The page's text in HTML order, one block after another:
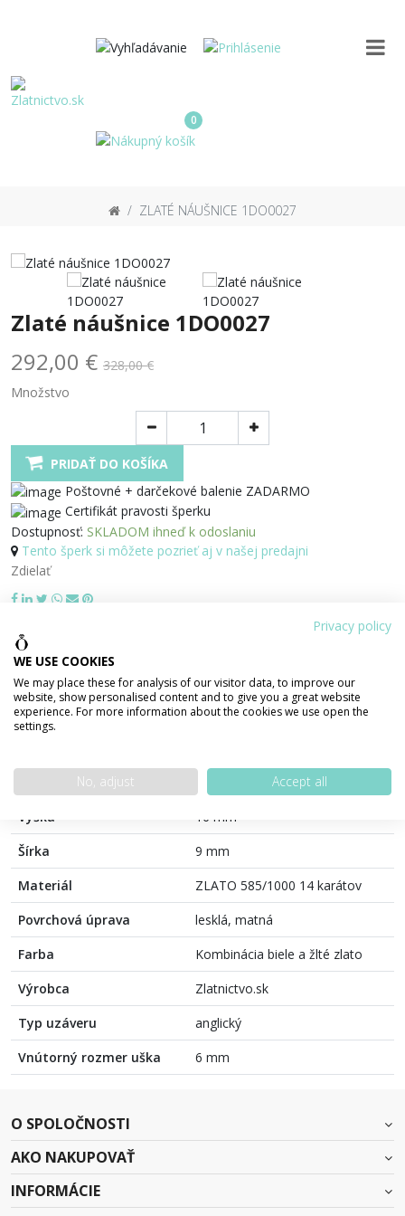
0
ZLATÉ NÁUŠNICE 1DO0027
Zlaté náušnice 1DO0027
292,00 € 328,00 €
Množstvo
PRIDAŤ DO KOŠÍKA
Poštovné + darčekové balenie ZADARMO
Certifikát pravosti šperku
Dostupnosť: SKLADOM ihneď k odoslaniu
Tento šperk si môžete pozrieť aj v našej predajni
Zdielať
PODROBNOSTI O PRODUKTE POPIS PRODUKTU
Váha šperku
Výška
16 mm
Šírka
9 mm
Materiál
ZLATO 585/1000 14 karátov
Povrchová úprava
lesklá, matná
Farba
Kombinácia biele a žlté zlato
Výrobca
Zlatnictvo.sk
Typ uzáveru
anglický
Vnútorný rozmer uška
6 mm
O SPOLOČNOSTI
AKO NAKUPOVAŤ
INFORMÁCIE
Privacy policy
WE USE COOKIES
We may place these for analysis of our visitor data, to improve our
website, show personalised content and to give you a great website
experience. For more information about the cookies we use open the
settings.
No, adjust Accept all